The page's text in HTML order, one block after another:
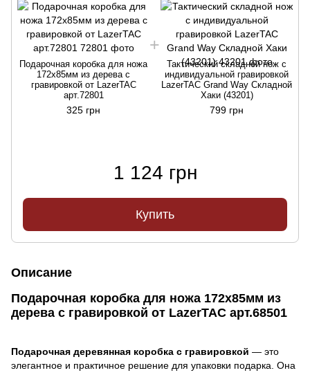
Подарочная коробка для ножа
172х85мм из дерева с
гравировкой от LazerTAC
арт.72801
325 грн
Тактический складной нож с
индивидуальной гравировкой
LazerTAC Grand Way Складной
Хаки (43201)
799 грн
1 124 грн
Купить
Описание
Подарочная коробка для ножа 172х85мм из
дерева с гравировкой от LazerTAC арт.68501
Подарочная деревянная коробка с гравировкой — это
элегантное и практичное решение для упаковки подарка. Она